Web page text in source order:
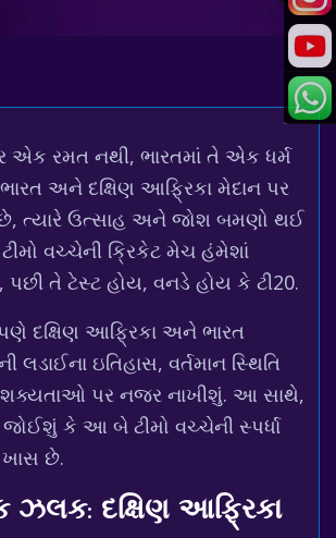
એક રમત નથી, ભારતમાં તે એક ધર્મ
અને દક્ષિણ આફ્રિકા મેદાન પર
ત્યારે ઉત્સાહ અને જોશ બમણો થઈ
વચ્ચેની ક્રિકેટ મેચ હંમેશાં
પછી તે ટેસ્ટ હોય, વનડે હોય કે ટી20.
દક્ષિણ આફ્રિકા અને ભારત
લડાઈના ઇતિહાસ, વર્તમાન સ્થિતિ
શક્યતાઓ પર નજર નાખીશું. આ સાથે,
કે આ બે ટીમો વચ્ચેની સ્પર્ધા
છે.
ઝલક: દક્ષિણ આફ્રિકા